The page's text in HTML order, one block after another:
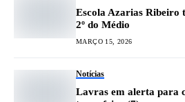
Escola Azarias Ribeiro
2º do Médio
MARÇO 15, 2026
Notícias
Lavras em alerta para